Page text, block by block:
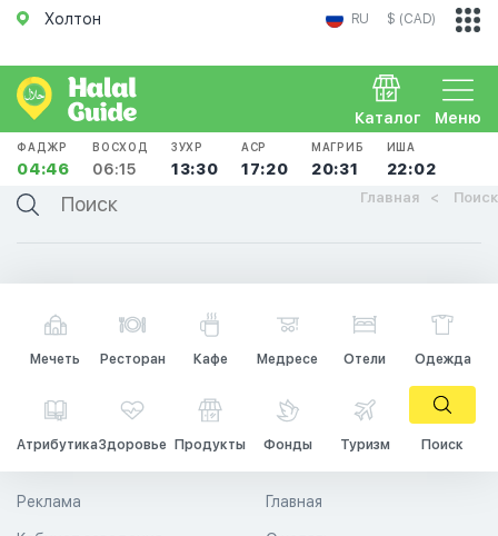
Холтон RU $ (CAD)
Меню
Каталог
ФАДЖР
04:46
ВОСХОД
06:15
ЗУХР
13:30
АСР
17:20
МАГРИБ
20:31
ИША
22:02
Главная Поиск
Мечеть Ресторан Кафе Медресе Отели Одежда
АтрибутикаЗдоровье Продукты Фонды Туризм Поиск
Главная
Реклама